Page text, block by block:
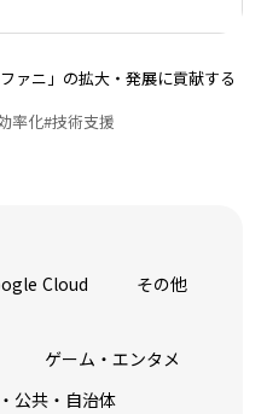
ァニ」の拡大・発展に貢献する
率化#技術支援
Cloud その他
ゲーム・エンタメ
公共・自治体